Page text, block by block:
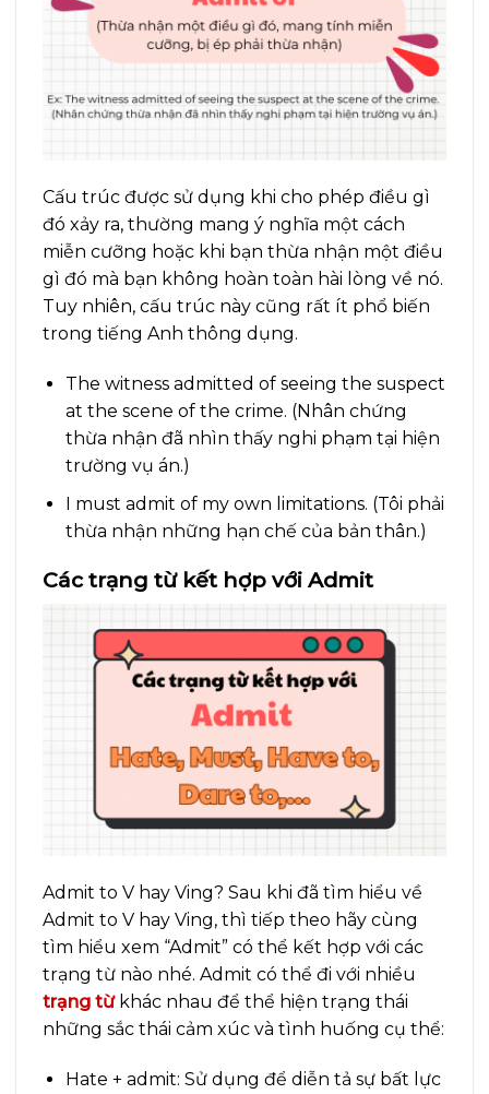
Cấu trúc được sử dụng khi cho phép điều gì
đó xảy ra, thường mang ý nghĩa một cách
miễn cưỡng hoặc khi bạn thừa nhận một điều
gì đó mà bạn không hoàn toàn hài lòng về nó.
Tuy nhiên, cấu trúc này cũng rất ít phổ biến
trong tiếng Anh thông dụng.
The witness admitted of seeing the suspect
at the scene of the crime. (Nhân chứng
thừa nhận đã nhìn thấy nghi phạm tại hiện
trường vụ án.)
I must admit of my own limitations. (Tôi phải
thừa nhận những hạn chế của bản thân.)
Các trạng từ kết hợp với Admit
Admit to V hay Ving? Sau khi đã tìm hiểu về
Admit to V hay Ving, thì tiếp theo hãy cùng
tìm hiểu xem “Admit” có thể kết hợp với các
trạng từ nào nhé. Admit có thể đi với nhiều
trạng từkhác nhau để thể hiện trạng thái
những sắc thái cảm xúc và tình huống cụ thể:
Hate + admit: Sử dụng để diễn tả sự bất lực